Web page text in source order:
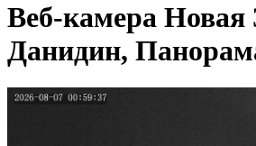
Веб-камера Новая
Данидин,